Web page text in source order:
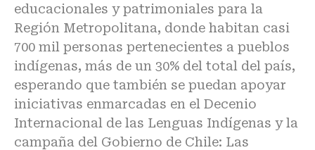
educacionales y patrimoniales para la
Región Metropolitana, donde habitan casi
700 mil personas pertenecientes a pueblos
indígenas, más de un 30% del total del país,
esperando que también se puedan apoyar
iniciativas enmarcadas en el Decenio
Internacional de las Lenguas Indígenas y la
campaña del Gobierno de Chile: Las